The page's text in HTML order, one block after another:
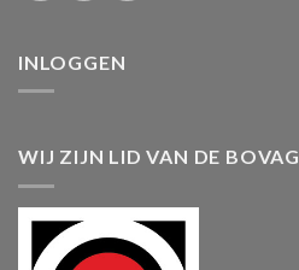
INLOGGEN
WIJ ZIJN LID VAN DE BOVAG